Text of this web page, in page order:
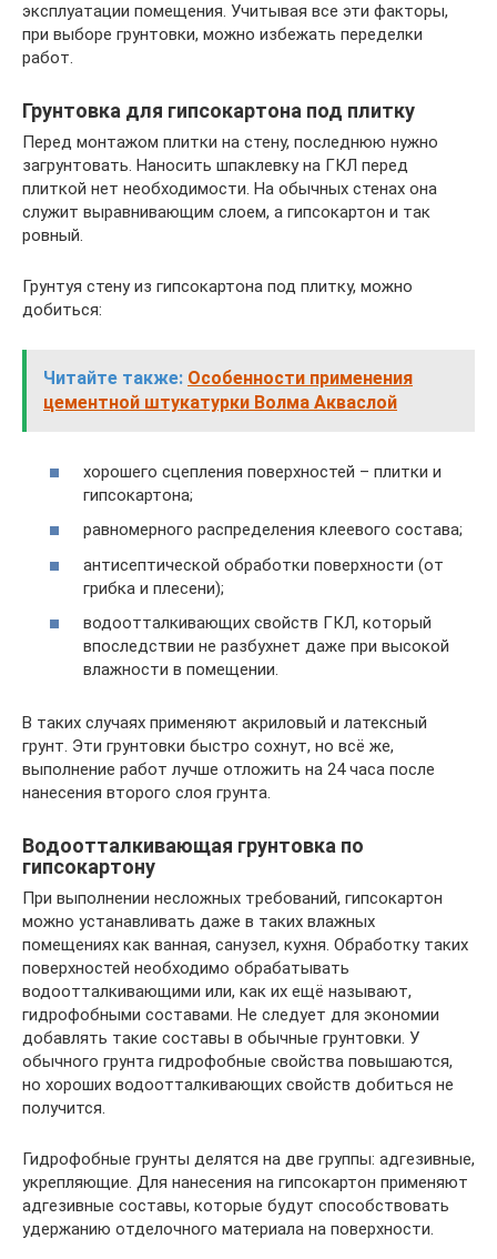
эксплуатации помещения. Учитывая все эти факторы,
при выборе грунтовки, можно избежать переделки
работ.
Грунтовка для гипсокартона под плитку
Перед монтажом плитки на стену, последнюю нужно
загрунтовать. Наносить шпаклевку на ГКЛ перед
плиткой нет необходимости. На обычных стенах она
служит выравнивающим слоем, а гипсокартон и так
ровный.
Грунтуя стену из гипсокартона под плитку, можно
добиться:
Читайте также: Особенности применения
цементной штукатурки Волма Акваслой
хорошего сцепления поверхностей – плитки и
гипсокартона;
равномерного распределения клеевого состава;
антисептической обработки поверхности (от
грибка и плесени);
водоотталкивающих свойств ГКЛ, который
впоследствии не разбухнет даже при высокой
влажности в помещении.
В таких случаях применяют акриловый и латексный
грунт. Эти грунтовки быстро сохнут, но всё же,
выполнение работ лучше отложить на 24 часа после
нанесения второго слоя грунта.
Водоотталкивающая грунтовка по
гипсокартону
При выполнении несложных требований, гипсокартон
можно устанавливать даже в таких влажных
помещениях как ванная, санузел, кухня. Обработку таких
поверхностей необходимо обрабатывать
водоотталкивающими или, как их ещё называют,
гидрофобными составами. Не следует для экономии
добавлять такие составы в обычные грунтовки. У
обычного грунта гидрофобные свойства повышаются,
но хороших водоотталкивающих свойств добиться не
получится.
Гидрофобные грунты делятся на две группы: адгезивные,
укрепляющие. Для нанесения на гипсокартон применяют
адгезивные составы, которые будут способствовать
удержанию отделочного материала на поверхности.